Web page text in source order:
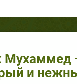
Мухаммед
и